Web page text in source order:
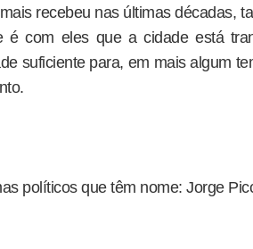
recebeu nas últimas décadas,
é com eles que a cidade está
suficiente para, em mais algum
políticos que têm nome: Jorge